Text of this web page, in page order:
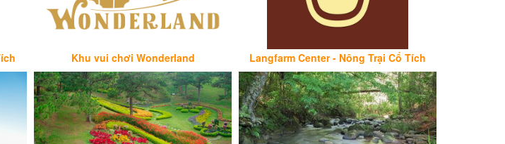
Khu vui chơi Wonderland Langfarm Center - Nông Trại Cổ Tích